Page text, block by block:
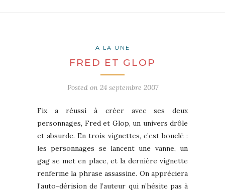
A LA UNE
FRED ET GLOP
Posted on 24 septembre 2007
Fix a réussi à créer avec ses deux
personnages, Fred et Glop, un univers drôle
et absurde. En trois vignettes, c’est bouclé :
les personnages se lancent une vanne, un
gag se met en place, et la dernière vignette
renferme la phrase assassine. On appréciera
l’auto-dérision de l’auteur qui n’hésite pas à